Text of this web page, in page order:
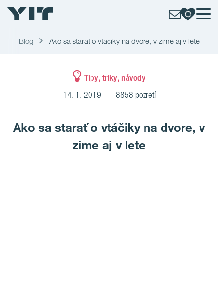
Blog Ako sa starať o vtáčiky na dvore, v zime aj v lete
Tipy, triky, návody
14. 1. 2019 8858 pozretí
Ako sa starať o vtáčiky na dvore, v
zime aj v lete